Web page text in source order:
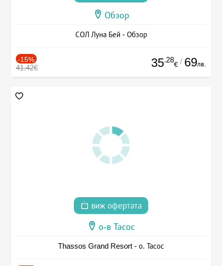
Обзор
СОЛ Луна Бей - Обзор
-15%
41.42€ 35.28
€ / 69лв.
виж офертата
о-в Тасос
Thassos Grand Resort - о. Тасос